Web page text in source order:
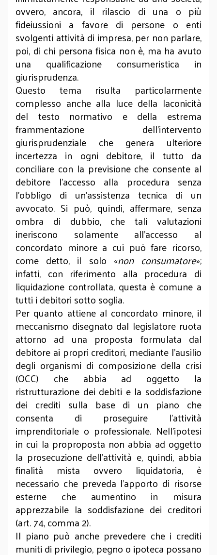
ovvero, ancora, il rilascio di una o più
fideiussioni a favore di persone o enti
svolgenti attività di impresa, per non parlare,
poi, di chi persona fisica non è, ma ha avuto
una qualificazione consumeristica in
giurisprudenza.
Questo tema risulta particolarmente
complesso anche alla luce della laconicità
del testo normativo e della estrema
frammentazione dell’intervento
giurisprudenziale che genera ulteriore
incertezza in ogni debitore, il tutto da
conciliare con la previsione che consente al
debitore l’accesso alla procedura senza
l’obbligo di un’assistenza tecnica di un
avvocato. Si può, quindi, affermare, senza
ombra di dubbio, che tali valutazioni
ineriscono solamente all’accesso al
concordato minore a cui può fare ricorso,
come detto, il solo «non consumatore»;
infatti, con riferimento alla procedura di
liquidazione controllata, questa è comune a
tutti i debitori sotto soglia.
Per quanto attiene al concordato minore, il
meccanismo disegnato dal legislatore ruota
attorno ad una proposta formulata dal
debitore ai propri creditori, mediante l’ausilio
degli organismi di composizione della crisi
(OCC) che abbia ad oggetto la
ristrutturazione dei debiti e la soddisfazione
dei crediti sulla base di un piano che
consenta di proseguire l’attività
imprenditoriale o professionale. Nell’ipotesi
in cui la proproposta non abbia ad oggetto
la prosecuzione dell’attività e, quindi, abbia
finalità mista ovvero liquidatoria, è
necessario che preveda l’apporto di risorse
esterne che aumentino in misura
apprezzabile la soddisfazione dei creditori
(art. 74, comma 2).
Il piano può anche prevedere che i crediti
muniti di privilegio, pegno o ipoteca possano